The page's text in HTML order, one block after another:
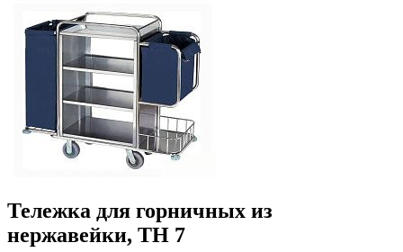
Тележка для горничных из
нержавейки, ТН 7